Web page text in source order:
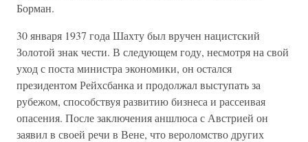
Борман.
30 января 1937 года Шахту был вручен нацистский
Золотой знак чести. В следующем году, несмотря на свой
уход с поста министра экономики, он остался
президентом Рейхсбанка и продолжал выступать за
рубежом, способствуя развитию бизнеса и рассеивая
опасения. После заключения аншлюса с Австрией он
заявил в своей речи в Вене, что вероломство других